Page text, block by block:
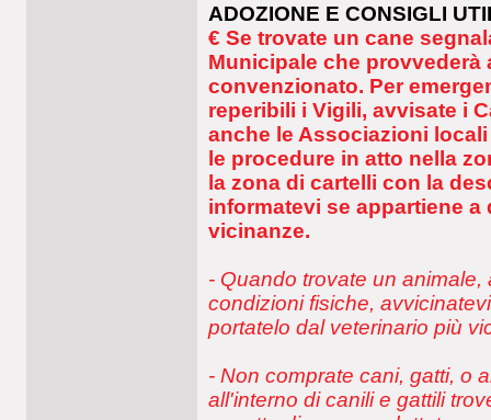
ADOZIONE E CONSIGLI
€ Se trovate un cane
Municipale che provvederà
convenzionato. Per
reperibili i Vigili, avvisate i
anche le Associazioni
le procedure in atto nella
la zona di cartelli con la
informatevi se appartiene
vicinanze.
- Quando trovate un
condizioni fisiche,
portatelo dal veterinario più
- Non comprate cani, gatti, o
all'interno di canili e gattili